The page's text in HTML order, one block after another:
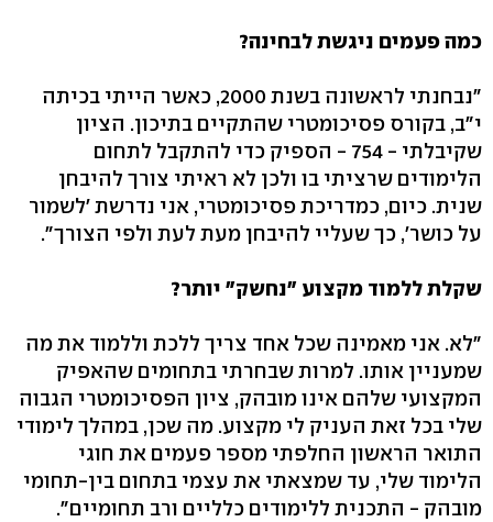
כמה פעמים ניגשת לבחינה?
"נבחנתי לראשונה בשנת 2000, כאשר הייתי בכיתה
י"ב, בקורס פסיכומטרי שהתקיים בתיכון. הציון
שקיבלתי - 754 - הספיק כדי להתקבל לתחום
הלימודים שרציתי בו ולכן לא ראיתי צורך להיבחן
שנית. כיום, כמדריכת פסיכומטרי, אני נדרשת 'לשמור
על כושר', כך שעליי להיבחן מעת לעת ולפי הצורך".
שקלת ללמוד מקצוע "נחשק" יותר?
"לא. אני מאמינה שכל אחד צריך ללכת וללמוד את מה
שמעניין אותו. למרות שבחרתי בתחומים שהאפיק
המקצועי שלהם אינו מובהק, ציון הפסיכומטרי הגבוה
שלי בכל זאת העניק לי מקצוע. מה שכן, במהלך לימודי
התואר הראשון החלפתי מספר פעמים את חוגי
הלימוד שלי, עד שמצאתי את עצמי בתחום בין-תחומי
מובהק - התכנית ללימודים כלליים ורב תחומיים".